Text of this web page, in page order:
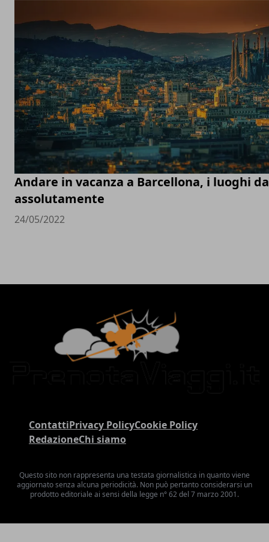
Andare in vacanza a Barcellona, i luoghi
assolutamente
24/05/2022
ContattiPrivacy PolicyCookie Policy
RedazioneChi siamo
Questo sito non rappresenta una testata giornalistica in quanto viene
aggiornato senza alcuna periodicità. Non può pertanto considerarsi un
prodotto editoriale ai sensi della legge n° 62 del 7 marzo 2001.